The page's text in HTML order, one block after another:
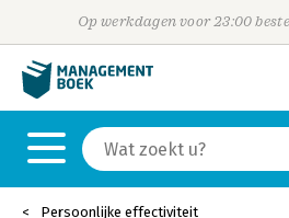
Op werkdagen voor 23:00
Persoonlijke effectiviteit